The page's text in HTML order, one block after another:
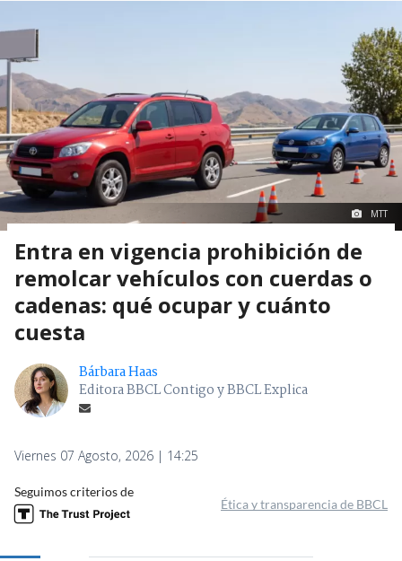
MTT
Entra en vigencia prohibición de
remolcar vehículos con cuerdas o
cadenas: qué ocupar y cuánto
cuesta
Bárbara Haas
Editora BBCL Contigo y BBCL Explica
Viernes 07 Agosto, 2026 | 14:25
Seguimos criterios de
Ética y transparencia de BBCL